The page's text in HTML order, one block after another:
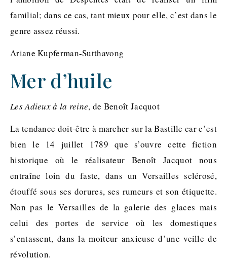
familial; dans ce cas, tant mieux pour elle, c’est dans le
genre assez réussi.
Ariane Kupferman-Sutthavong
Mer d’huile
Les Adieux à la reine, de Benoît Jacquot
La tendance doit-être à marcher sur la Bastille car c’est
bien le 14 juillet 1789 que s’ouvre cette fiction
historique où le réalisateur Benoît Jacquot nous
entraîne loin du faste, dans un Versailles sclérosé,
étouffé sous ses dorures, ses rumeurs et son étiquette.
Non pas le Versailles de la galerie des glaces mais
celui des portes de service où les domestiques
s’entassent, dans la moiteur anxieuse d’une veille de
révolution.